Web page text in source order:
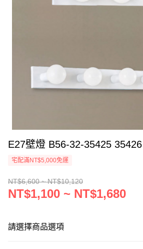
E27壁燈 B56-32-35425 35426
宅配滿NT$5,000免運
NT$6,600 ~ NT$10,120
NT$1,100 ~ NT$1,680
請選擇商品選項